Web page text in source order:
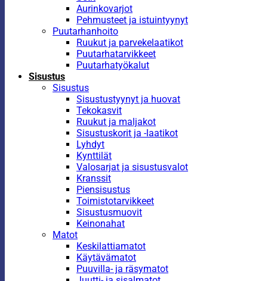
Aurinkovarjot
Pehmusteet ja istuintyynyt
Puutarhanhoito
Ruukut ja parvekelaatikot
Puutarhatarvikkeet
Puutarhatyökalut
Sisustus
Sisustus
Sisustustyynyt ja huovat
Tekokasvit
Ruukut ja maljakot
Sisustuskorit ja -laatikot
Lyhdyt
Kynttilät
Valosarjat ja sisustusvalot
Kranssit
Piensisustus
Toimistotarvikkeet
Sisustusmuovit
Keinonahat
Matot
Keskilattiamatot
Käytävämatot
Puuvilla- ja räsymatot